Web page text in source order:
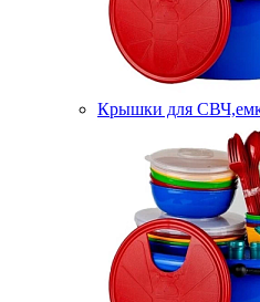
Крышки для